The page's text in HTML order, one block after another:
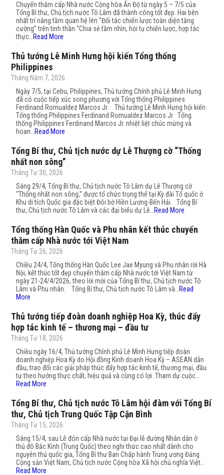
Chuyến thăm cấp Nhà nước Cộng hòa Ấn Độ từ ngày 5 – 7/5 của
Tổng Bí thư, Chủ tịch nước Tô Lâm đã thành công tốt đẹp. Hai bên
nhất trí nâng tầm quan hệ lên “Đối tác chiến lược toàn diện tăng
cường” trên tinh thần “Chia sẻ tầm nhìn, hội tụ chiến lược, hợp tác
thực… Read More
Thủ tướng Lê Minh Hưng hội kiến Tổng thống
Philippines
Tháng Năm 7, 2026
Ngày 7/5, tại Cebu, Philippines, Thủ tướng Chính phủ Lê Minh Hưng
đã có cuộc tiếp xúc song phương với Tổng thống Philippines
Ferdinand Romualdez Marcos Jr. Thủ tướng Lê Minh Hưng hội kiến
Tổng thống Philippines Ferdinand Romualdez Marcos Jr Tổng
thống Philippines Ferdinand Marcos Jr. nhiệt liệt chúc mừng và
hoan… Read More
Tổng Bí thư, Chủ tịch nước dự Lễ Thượng cờ “Thống
nhất non sông”
Tháng Tư 30, 2026
Sáng 29/4, Tổng Bí thư, Chủ tịch nước Tô Lâm dự Lễ Thượng cờ
“Thống nhất non sông,” được tổ chức trọng thể tại Kỳ đài Tổ quốc ở
Khu di tích Quốc gia đặc biệt Đôi bờ Hiền Lương-Bến Hải. Tổng Bí
thư, Chủ tịch nước Tô Lâm và các đại biểu dự Lễ… Read More
Tổng thống Hàn Quốc và Phu nhân kết thúc chuyến
thăm cấp Nhà nước tới Việt Nam
Tháng Tư 26, 2026
Chiều 24/4, Tổng thống Hàn Quốc Lee Jae Myung và Phu nhân rời Hà
Nội, kết thúc tốt đẹp chuyến thăm cấp Nhà nước tới Việt Nam từ
ngày 21-24/4/2026, theo lời mời của Tổng Bí thư, Chủ tịch nước Tô
Lâm và Phu nhân. Tổng Bí thư, Chủ tịch nước Tô Lâm và… Read
More
Thủ tướng tiếp đoàn doanh nghiệp Hoa Kỳ, thúc đẩy
hợp tác kinh tế – thương mại – đầu tư
Tháng Tư 18, 2026
Chiều ngày 16/4, Thủ tướng Chính phủ Lê Minh Hưng tiếp đoàn
doanh nghiệp Hoa Kỳ do Hội đồng Kinh doanh Hoa Kỳ – ASEAN dẫn
đầu, trao đổi các giải pháp thúc đẩy hợp tác kinh tế, thương mại, đầu
tư theo hướng thực chất, hiệu quả và cùng có lợi. Tham dự cuộc…
Read More
Tổng Bí thư, Chủ tịch nước Tô Lâm hội đàm với Tổng Bí
thư, Chủ tịch Trung Quốc Tập Cận Bình
Tháng Tư 15, 2026
Sáng 15/4, sau Lễ đón cấp Nhà nước tại Đại lễ đường Nhân dân ở
thủ đô Bắc Kinh (Trung Quốc) theo nghi thức cao nhất dành cho
nguyên thủ quốc gia, Tổng Bí thư Ban Chấp hành Trung ương Đảng
Cộng sản Việt Nam, Chủ tịch nước Cộng hòa Xã hội chủ nghĩa Việt…
Read More